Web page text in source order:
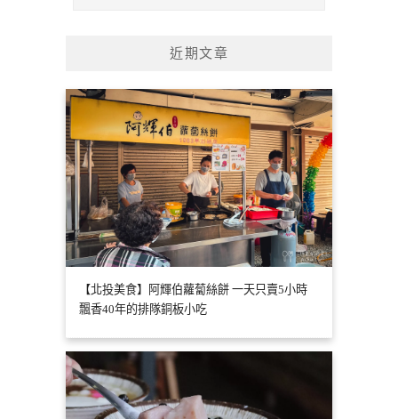
近期文章
【北投美食】阿輝伯蘿蔔絲餅 一天只賣5小時
飄香40年的排隊銅板小吃